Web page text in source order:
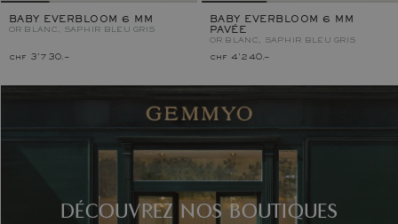
BABY EVERBLOOM 6 MM
OR BLANC, SAPHIR BLEU GRIS
chf 3'730.–
BABY EVERBLOOM 6 MM
PAVÉE
OR BLANC, SAPHIR BLEU GRIS
chf 4'240.–
DÉCOUVREZ NOS BOUTIQUES